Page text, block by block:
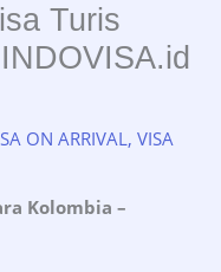
Turis
ON ARRIVAL,VISA
Kolombia–